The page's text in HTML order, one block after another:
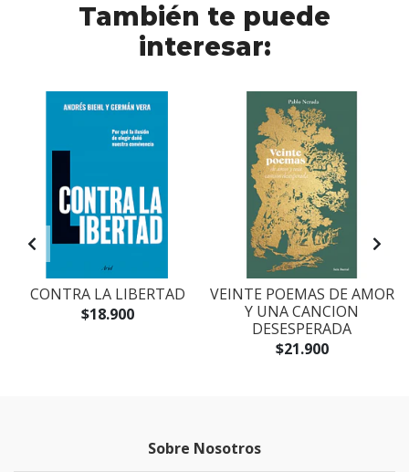
También te puede
interesar:
CONTRA LA LIBERTAD
$18.900
VEINTE POEMAS DE AMOR
Y UNA CANCION
DESESPERADA
$21.900
Sobre Nosotros